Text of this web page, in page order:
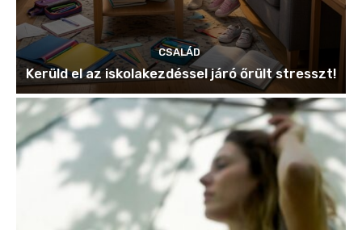
CSALÁD
Kerüld el az iskolakezdéssel járó őrült stresszt!